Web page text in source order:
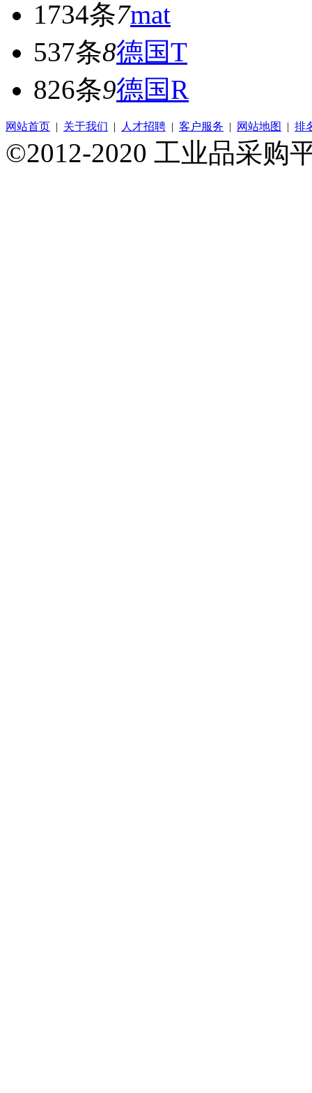
1734条7mat
537条8德国T
826条9德国R
网站首页 | 关于我们 | 人才招聘 | 客户服务 | 网站地图 | 排
©2012-2020 工业品采购